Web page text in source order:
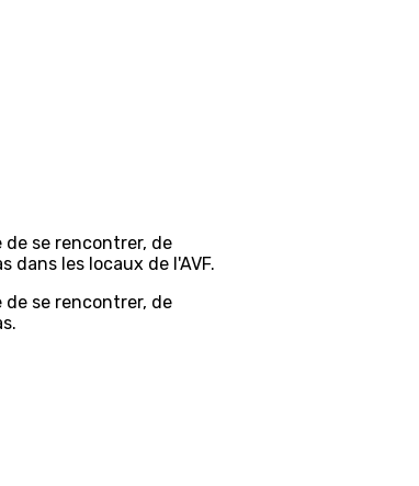
se rencontrer, de
les locaux de l'AVF.
se rencontrer, de